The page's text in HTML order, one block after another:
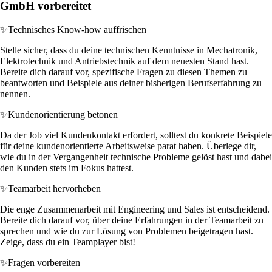
GmbH vorbereitet
✨Technisches Know-how auffrischen
Stelle sicher, dass du deine technischen Kenntnisse in Mechatronik,
Elektrotechnik und Antriebstechnik auf dem neuesten Stand hast.
Bereite dich darauf vor, spezifische Fragen zu diesen Themen zu
beantworten und Beispiele aus deiner bisherigen Berufserfahrung zu
nennen.
✨Kundenorientierung betonen
Da der Job viel Kundenkontakt erfordert, solltest du konkrete Beispiele
für deine kundenorientierte Arbeitsweise parat haben. Überlege dir,
wie du in der Vergangenheit technische Probleme gelöst hast und dabei
den Kunden stets im Fokus hattest.
✨Teamarbeit hervorheben
Die enge Zusammenarbeit mit Engineering und Sales ist entscheidend.
Bereite dich darauf vor, über deine Erfahrungen in der Teamarbeit zu
sprechen und wie du zur Lösung von Problemen beigetragen hast.
Zeige, dass du ein Teamplayer bist!
✨Fragen vorbereiten